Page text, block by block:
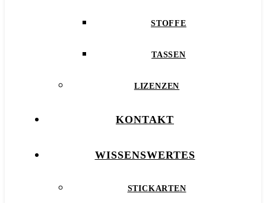
STOFFE
TASSEN
LIZENZEN
KONTAKT
WISSENSWERTES
STICKARTEN